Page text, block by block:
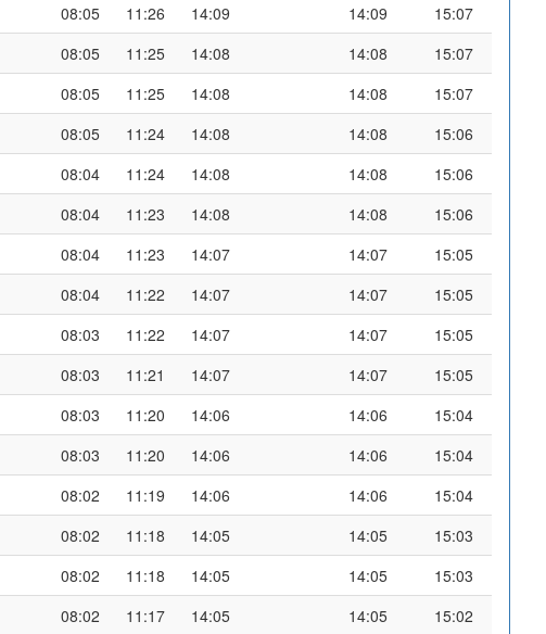
08:05 11:26 14:09 14:09
15:07
08:05 11:25 14:08 14:08
15:07
08:05 11:25 14:08 14:08
15:07
08:05 11:24 14:08 14:08
15:06
08:04 11:24 14:08 14:08
15:06
08:04 11:23 14:08 14:08
15:06
08:04 11:23 14:07 14:07
15:05
08:04 11:22 14:07 14:07
15:05
08:03 11:22 14:07 14:07
15:05
08:03 11:21 14:07 14:07
15:05
08:03 11:20 14:06 14:06
15:04
08:03 11:20 14:06 14:06
15:04
08:02 11:19 14:06 14:06
15:04
08:02 11:18 14:05 14:05
15:03
08:02 11:18 14:05 14:05
15:03
08:02 11:17 14:05 14:05
15:02